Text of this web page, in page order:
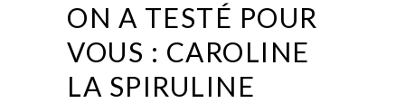
ON A TESTÉ POUR
VOUS : CAROLINE
LA SPIRULINE